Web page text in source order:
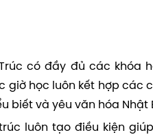
có đầy đủ các khóa
giờ học luôn kết hợp các
biết và yêu văn hóa Nhật
luôn tạo điều kiện